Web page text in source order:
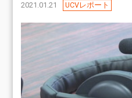
2021.01.21 UCVレポート